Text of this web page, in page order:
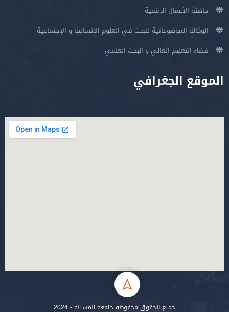
حاضنة الأعمال الرقمية
الوكالة الموضوعاتية للبحث في العلوم الإنسانية و الإجتماعية
فضاء التعليم العالي و البحث العلمي
الموقع الجغرافي
جميع الحقوق محفوظة جامعة المسيلة - 2024